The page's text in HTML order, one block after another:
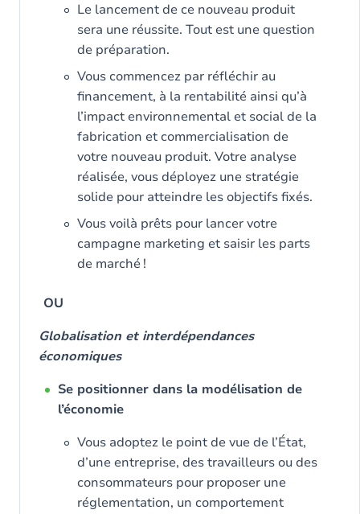
Le lancement de ce nouveau produit
sera une réussite. Tout est une question
de préparation.
Vous commencez par réfléchir au
financement, à la rentabilité ainsi qu’à
l’impact environnemental et social de la
fabrication et commercialisation de
votre nouveau produit. Votre analyse
réalisée, vous déployez une stratégie
solide pour atteindre les objectifs fixés.
Vous voilà prêts pour lancer votre
campagne marketing et saisir les parts
de marché !
OU
Globalisation et interdépendances
économiques
Se positionner dans la modélisation de
l’économie
Vous adoptez le point de vue de l’État,
d’une entreprise, des travailleurs ou des
consommateurs pour proposer une
réglementation, un comportement